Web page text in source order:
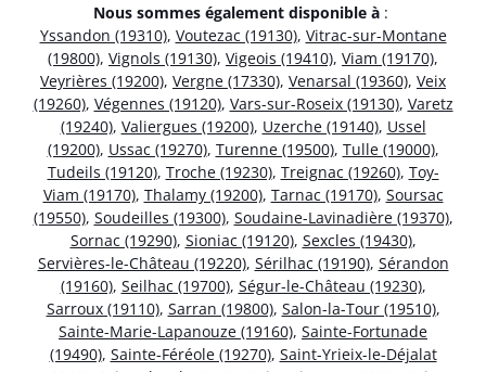
Nous sommes également disponible à :
Yssandon (19310), Voutezac (19130), Vitrac-sur-Montane
(19800), Vignols (19130), Vigeois (19410), Viam (19170),
Veyrières (19200), Vergne (17330), Venarsal (19360), Veix
(19260), Végennes (19120), Vars-sur-Roseix (19130), Varetz
(19240), Valiergues (19200), Uzerche (19140), Ussel
(19200), Ussac (19270), Turenne (19500), Tulle (19000),
Tudeils (19120), Troche (19230), Treignac (19260), Toy-
Viam (19170), Thalamy (19200), Tarnac (19170), Soursac
(19550), Soudeilles (19300), Soudaine-Lavinadière (19370),
Sornac (19290), Sioniac (19120), Sexcles (19430),
Servières-le-Château (19220), Sérilhac (19190), Sérandon
(19160), Seilhac (19700), Ségur-le-Château (19230),
Sarroux (19110), Sarran (19800), Salon-la-Tour (19510),
Sainte-Marie-Lapanouze (19160), Sainte-Fortunade
(19490), Sainte-Féréole (19270), Saint-Yrieix-le-Déjalat